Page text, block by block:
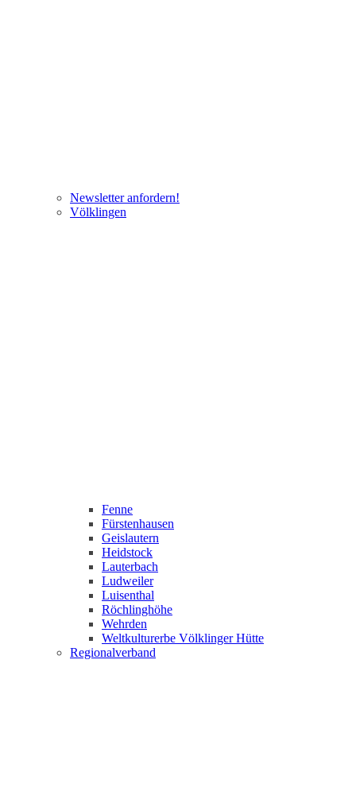
Newsletter anfordern!
Völklingen
Fenne
Fürstenhausen
Geislautern
Heidstock
Lauterbach
Ludweiler
Luisenthal
Röchlinghöhe
Wehrden
Weltkulturerbe Völklinger Hütte
Regionalverband